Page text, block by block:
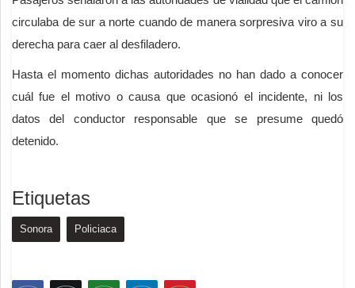
circulaba de sur a norte cuando de manera sorpresiva viro a su
derecha para caer al desfiladero.
Hasta el momento dichas autoridades no han dado a conocer
cuál fue el motivo o causa que ocasionó el incidente, ni los
datos del conductor responsable que se presume quedó
detenido.
Etiquetas
Sonora Policiaca